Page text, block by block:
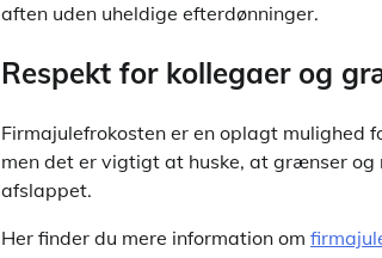
aften uden uheldige efterdønninger.
Respekt for kollegaer og
Firmajulefrokosten er en oplagt mulighed
men det er vigtigt at huske, at grænser
afslappet.
Her finder du mere information om